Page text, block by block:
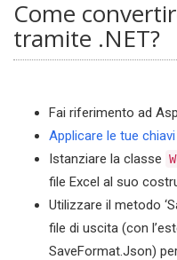
Come
tramite .NET?
Fai riferimento ad
Applicare le tue
Istanziare la classe
file Excel al suo
Utilizzare il metodo
file di uscita (con
SaveFormat.Json)